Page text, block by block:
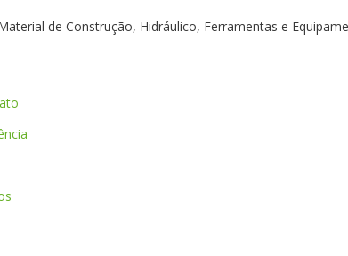
de Construção, Hidráulico, Ferramentas e